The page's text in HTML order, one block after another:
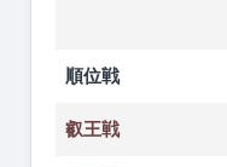
順位戦
叡王戦